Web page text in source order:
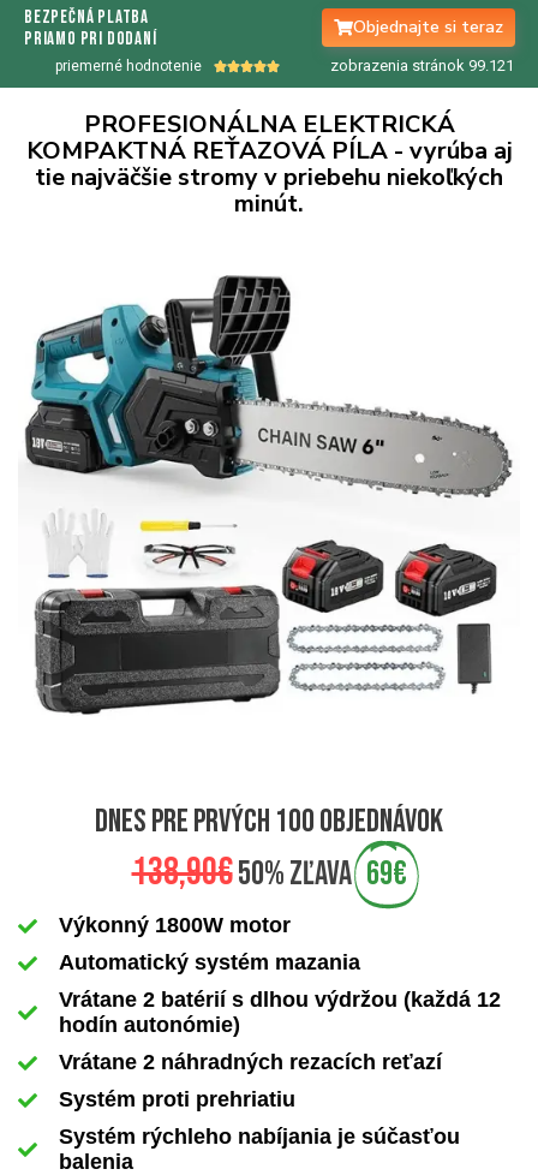
bezpečná platba
priamo pri dodaní
Objednajte si teraz
priemerné hodnotenie  zobrazenia stránok 99.122
PROFESIONÁLNA ELEKTRICKÁ
KOMPAKTNÁ REŤAZOVÁ PÍLA - vyrúba aj
tie najväčšie stromy v priebehu niekoľkých
minút.
dnes pre prvých 100 objednávok
138,90€50% zľava69€
Výkonný 1800W motor
Automatický systém mazania
Vrátane 2 batérií s dlhou výdržou (každá 12
hodín autonómie)
Vrátane 2 náhradných rezacích reťazí
Systém proti prehriatiu
Systém rýchleho nabíjania je súčasťou
balenia